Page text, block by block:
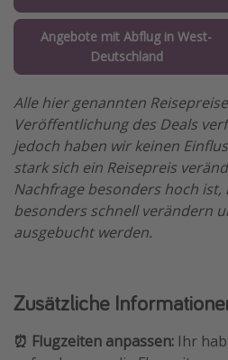
Angebote mit Abflug in West-
Deutschland
Alle hier genannten
Veröffentlichung des Deals
jedoch haben wir keinen
stark sich ein Reisepreis
Nachfrage besonders hoch
besonders schnell verändern
ausgebucht werden.
Zusätzliche
⏰ Flugzeiten anpassen: Ihr